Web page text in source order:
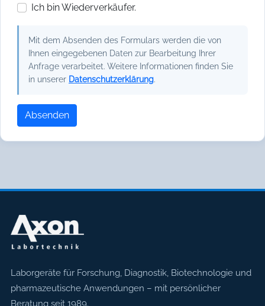
Ich bin Wiederverkäufer.
Mit dem Absenden des Formulars werden die von
Ihnen eingegebenen Daten zur Bearbeitung Ihrer
Anfrage verarbeitet. Weitere Informationen finden Sie
in unserer Datenschutzerklärung.
Absenden
Axon Labortechnik
Laborgeräte für Forschung, Diagnostik, Biotechnologie und
pharmazeutische Anwendungen – mit persönlicher
Beratung seit 1989.